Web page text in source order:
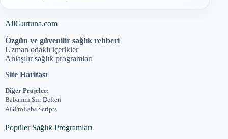
AliGurtuna.com
Özgün ve güvenilir sağlık rehberi
Uzman odaklı içerikler
Anlaşılır sağlık programları
Site Haritası
Diğer Projeler:
Babamın Şiir Defteri
AGProLabs Scripts
Popüler Sağlık Programları